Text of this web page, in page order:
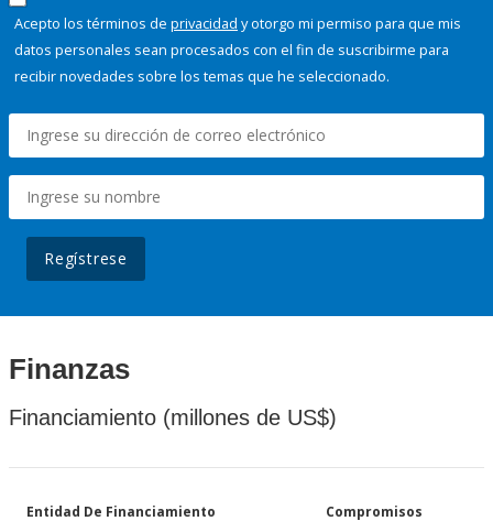
Acepto los términos de privacidad y otorgo mi permiso para que mis
datos personales sean procesados con el fin de suscribirme para
recibir novedades sobre los temas que he seleccionado.
Regístrese
Finanzas
Financiamiento (millones de US$)
Entidad De Financiamiento Compromisos